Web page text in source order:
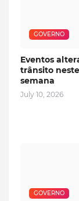
GOVERNO
Eventos
trânsito
semana
July 10, 2026
GOVERNO